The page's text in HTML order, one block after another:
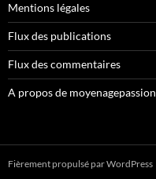
Mentions légales
Flux des publications
Flux des commentaires
A propos de moyenagepassion
Fièrement propulsé par WordPress